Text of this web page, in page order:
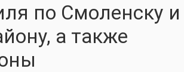
по Смоленску и
а также